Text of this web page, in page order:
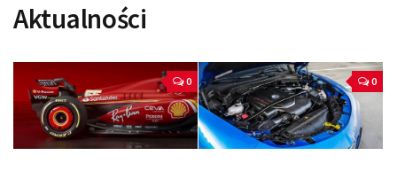
Aktualności
0 0